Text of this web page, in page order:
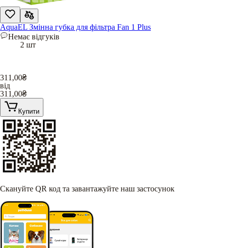
AquaEL Змінна губка для фільтра Fan 1 Plus
Немає відгуків
2 шт
311,00₴
від
311,00₴
Купити
Скануйте QR код та завантажуйте наш застосунок